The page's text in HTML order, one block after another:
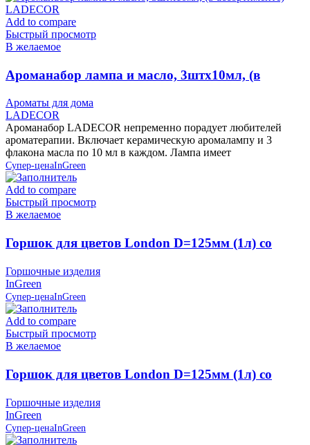
Add to compare
Быстрый просмотр
В желаемое
Ароманабор лампа и масло, 3штx10мл, (в
Ароматы для дома
LADECOR
Ароманабор LADECOR непременно порадует любителей
ароматерапии. Включает керамическую аромалампу и 3
флакона масла по 10 мл в каждом. Лампа имеет
Супер-ценаInGreen
Add to compare
Быстрый просмотр
В желаемое
Горшок для цветов London D=125мм (1л) со
Горшочные изделия
InGreen
Супер-ценаInGreen
Add to compare
Быстрый просмотр
В желаемое
Горшок для цветов London D=125мм (1л) со
Горшочные изделия
InGreen
Супер-ценаInGreen